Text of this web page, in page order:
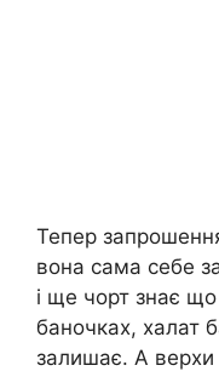
Тепер
вона сама себе
і ще чорт знає що
баночках, халат
залишає. А верхи